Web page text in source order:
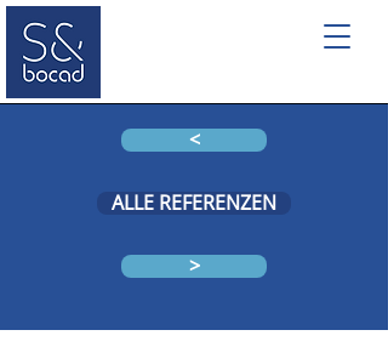
<
ALLE REFERENZEN
>